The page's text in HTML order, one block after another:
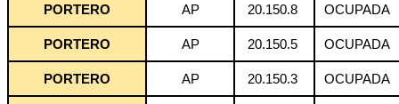
PORTERO AP 20.150.8 OCUPADA
PORTERO AP 20.150.5 OCUPADA
PORTERO AP 20.150.3 OCUPADA